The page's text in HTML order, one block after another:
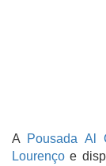
A Pousada Al
Lourenço e